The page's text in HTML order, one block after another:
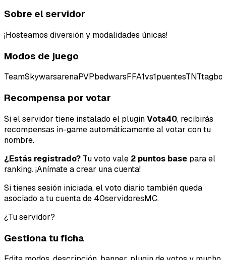
Sobre el servidor
¡Hosteamos diversión y modalidades únicas!
Modos de juego
TeamSkywarsarenaPVPbedwarsFFA1vs1puentesTNTtag
Recompensa por votar
Si el servidor tiene instalado el pluginVota40, recibirás
recompensas in-game automáticamente al votar con tu
nombre.
¿Estás registrado? Tu voto vale 2 puntos base para el
ranking. ¡Anímate a crear una cuenta!
Si tienes sesión iniciada, el voto diario también queda
asociado a tu cuenta de 40servidoresMC.
¿Tu servidor?
Gestiona tu ficha
Lo que gusta
Lo que falla
Mensaje